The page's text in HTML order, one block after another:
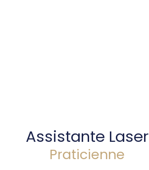
Assistante Laser
Praticienne